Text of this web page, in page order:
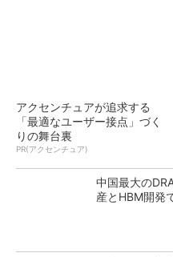
アクセンチュアが追求する
「最適なユーザー接点」づく
りの舞台裏
PR(アクセンチュア)
中国最大の
産とHBM開発